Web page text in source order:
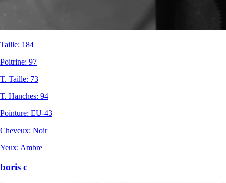
Taille: 184
Poitrine: 97
T. Taille: 73
T. Hanches: 94
Pointure: EU-43
Cheveux: Noir
Yeux: Ambre
boris c